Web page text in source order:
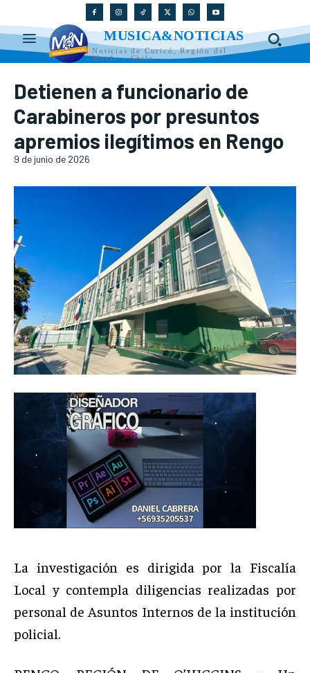
MUSICA&NOTICIAS
Noticias de Curicó, Región del
Maule y Chile
Detienen a funcionario de
Carabineros por presuntos
apremios ilegítimos en Rengo
9 de junio de 2026
La investigación es dirigida por la Fiscalía
Local y contempla diligencias realizadas por
personal de Asuntos Internos de la institución
policial.